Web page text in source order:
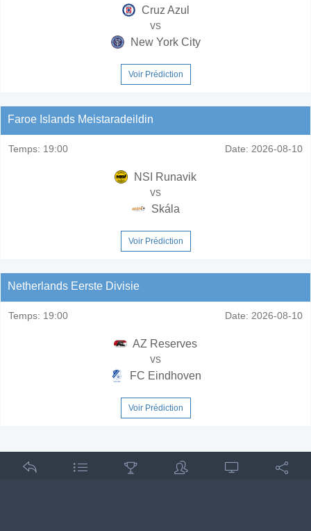
Cruz Azul
vs
New York City
Voir Prédiction
Faroe Islands Meistaradeildin
Temps: 19:00 Date: 2026-08-10
NSI Runavik
vs
Skála
Voir Prédiction
Netherlands Eerste Divisie
Temps: 19:00 Date: 2026-08-10
AZ Reserves
vs
FC Eindhoven
Voir Prédiction